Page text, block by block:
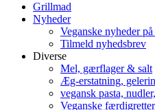
Grillmad
Nyheder
Veganske nyheder
Tilmeld nyhedsbrev
Diverse
Mel, gærflager & salt
Æg-erstatning,
vegansk pasta,
Veganske